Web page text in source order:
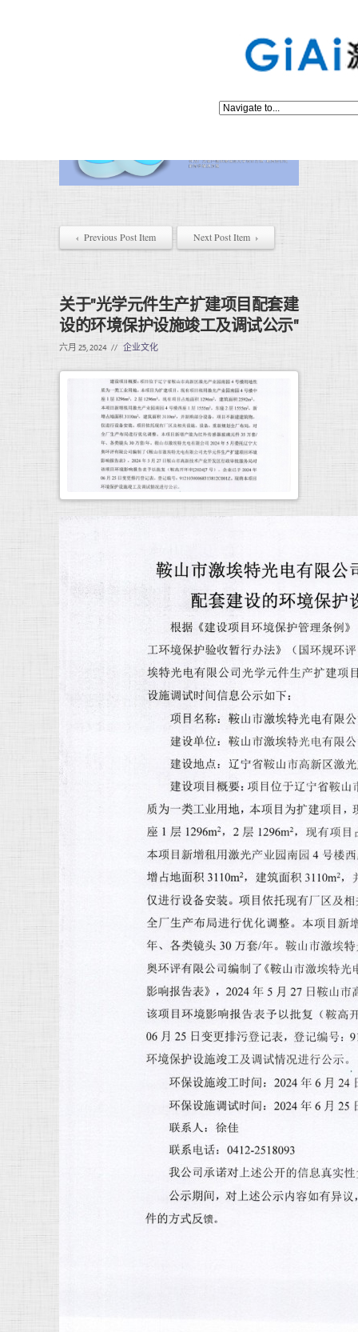
Previous Post Item Next Post Item
关于"光学元件生产扩建项目配套建
设的环境保护设施竣工及调试公示"
六月 25, 2024 // 企业文化